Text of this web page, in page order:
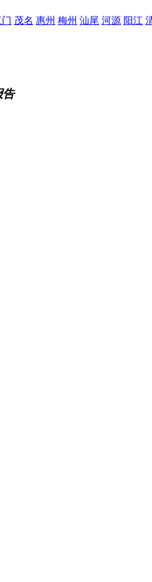
茂名 惠州 梅州 汕尾 河源 阳江
告